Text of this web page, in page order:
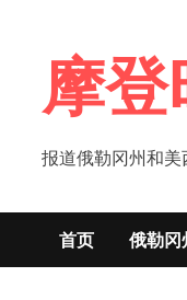
content摩
报道俄勒冈州和
首页 俄勒冈